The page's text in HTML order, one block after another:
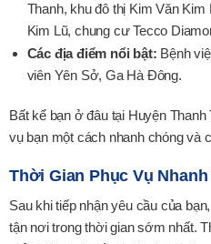
Thanh, khu đô thị Kim Văn
Kim Lũ, chung cư Tecco
Các địa điểm nổi bật: Bệnh
viên Yên Sở, Ga Hà Đông.
Bất kể bạn ở đâu tại Huyện
vụ bạn một cách nhanh chóng và
Thời Gian Phục Vụ
Sau khi tiếp nhận yêu cầu của
tận nơi trong thời gian sớm nhất.